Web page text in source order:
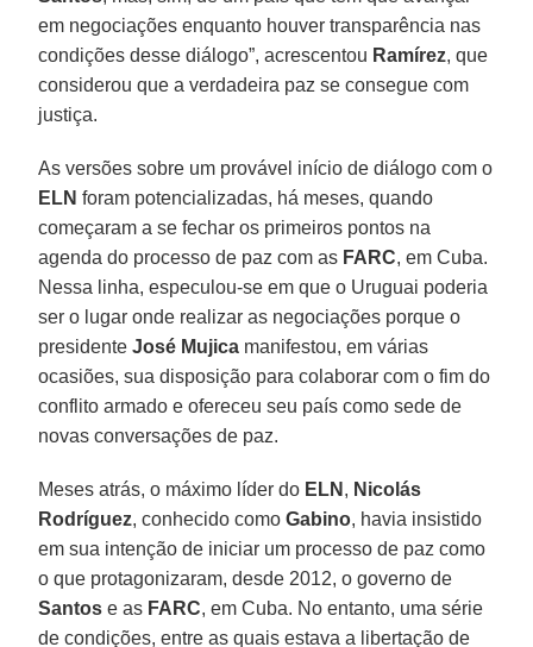
em negociações enquanto houver transparência nas
condições desse diálogo”, acrescentou Ramírez, que
considerou que a verdadeira paz se consegue com
justiça.
As versões sobre um provável início de diálogo com o
ELN foram potencializadas, há meses, quando
começaram a se fechar os primeiros pontos na
agenda do processo de paz com as FARC, em Cuba.
Nessa linha, especulou-se em que o Uruguai poderia
ser o lugar onde realizar as negociações porque o
presidenteJosé Mujica manifestou, em várias
ocasiões, sua disposição para colaborar com o fim do
conflito armado e ofereceu seu país como sede de
novas conversações de paz.
Meses atrás, o máximo líder do ELN , Nicolás
Rodríguez, conhecido comoGabino, havia insistido
em sua intenção de iniciar um processo de paz como
o que protagonizaram, desde 2012, o governo de
Santos e as FARC, em Cuba. No entanto, uma série
de condições, entre as quais estava a libertação de